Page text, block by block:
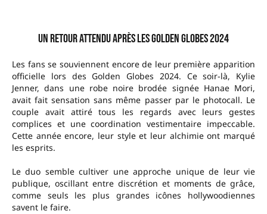
Un retour attendu après les Golden Globes 2024
Les fans se souviennent encore de leur première apparition
officielle lors des Golden Globes 2024. Ce soir-là, Kylie
Jenner, dans une robe noire brodée signée Hanae Mori,
avait fait sensation sans même passer par le photocall. Le
couple avait attiré tous les regards avec leurs gestes
complices et une coordination vestimentaire impeccable.
Cette année encore, leur style et leur alchimie ont marqué
les esprits.
Le duo semble cultiver une approche unique de leur vie
publique, oscillant entre discrétion et moments de grâce,
comme seuls les plus grandes icônes hollywoodiennes
savent le faire.